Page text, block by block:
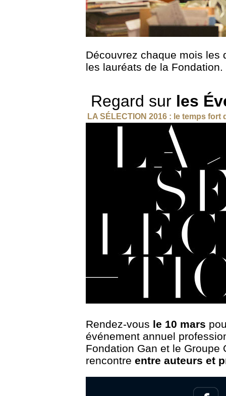
Découvrez chaque mois les
les lauréats de la Fondation.
Regard sur les
LA SÉLECTION 2016 : le temps
Rendez-vous le 10 mars
événement annuel
Fondation Gan et le Groupe
rencontre entre auteurs et